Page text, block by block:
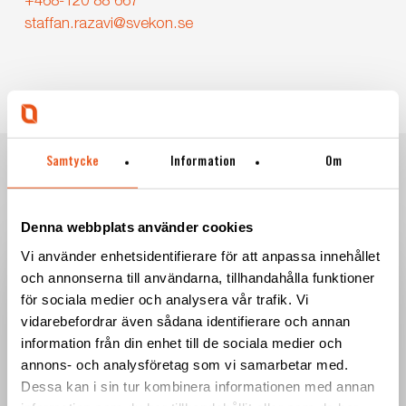
Samtycke Information Om
Denna webbplats använder cookies
Vi använder enhetsidentifierare för att anpassa innehållet
och annonserna till användarna, tillhandahålla funktioner
för sociala medier och analysera vår trafik. Vi
vidarebefordrar även sådana identifierare och annan
information från din enhet till de sociala medier och
annons- och analysföretag som vi samarbetar med.
Dessa kan i sin tur kombinera informationen med annan
staffan.razavi@svekon.se
flyttar
till
nya
lokaler